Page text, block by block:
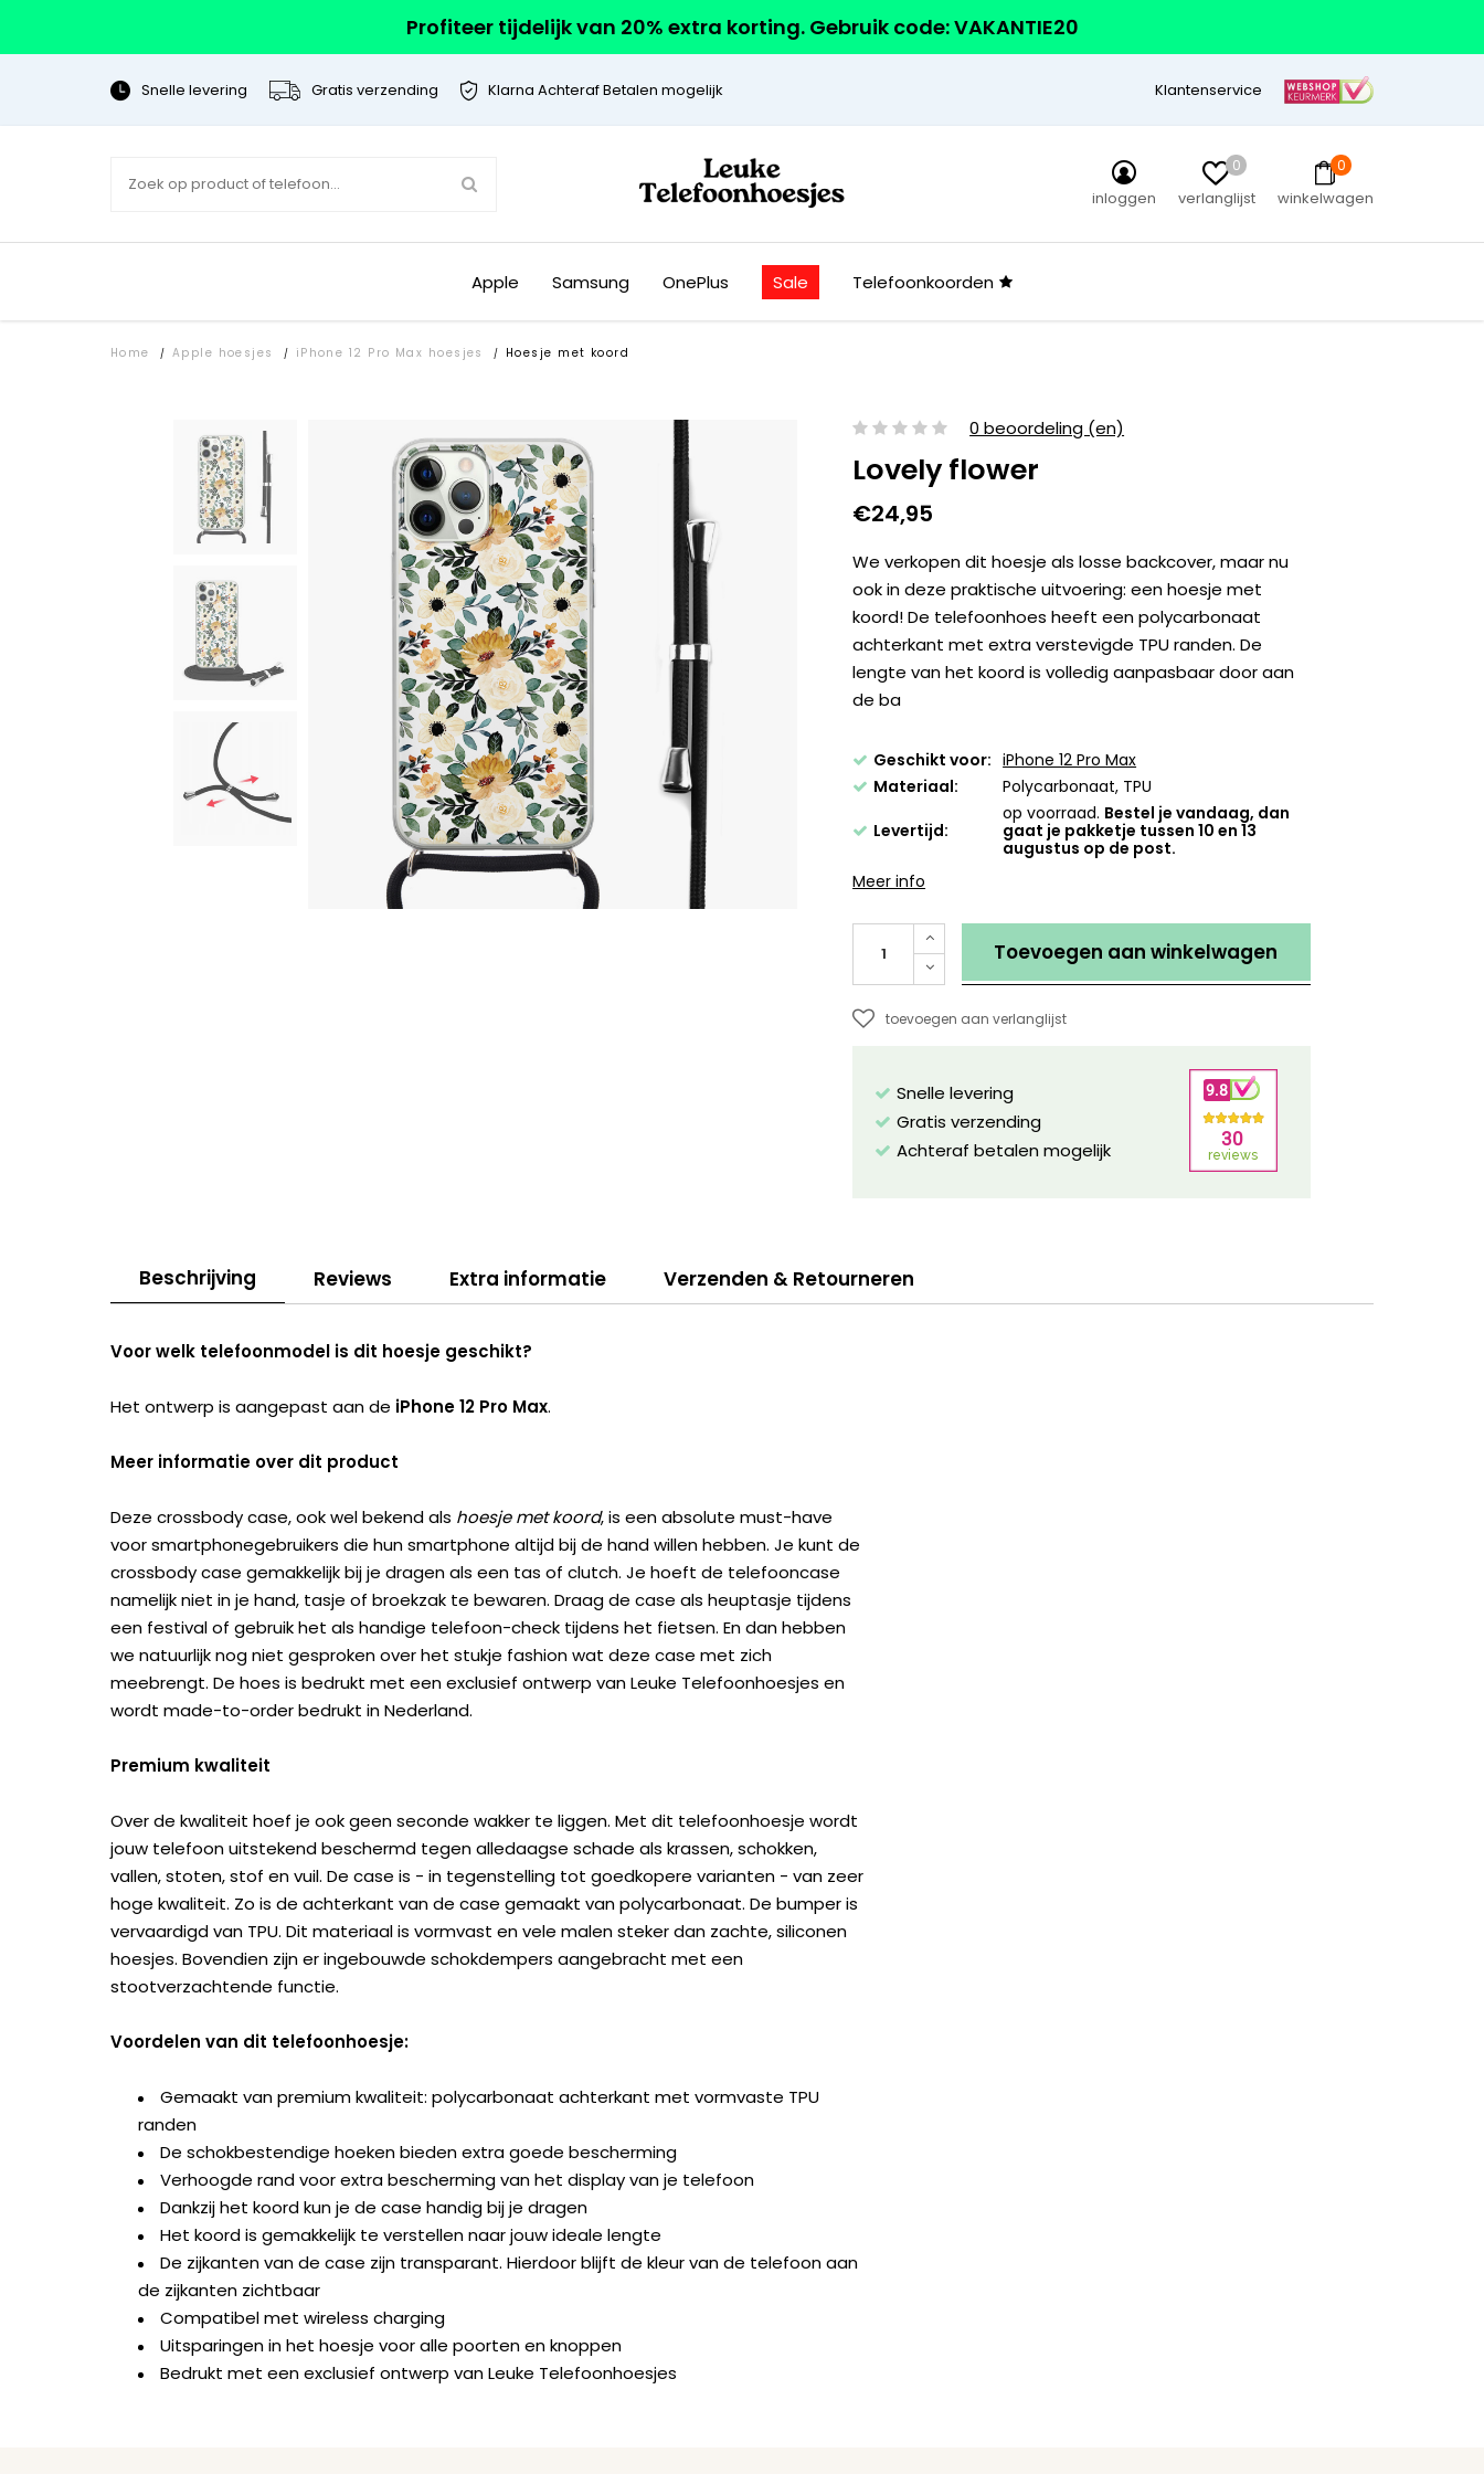
Profiteer tijdelijk van 20% extra korting. Gebruik code: VAKANTIE20
Snelle levering Gratis verzending Klarna Achteraf Betalen mogelijk Klantenservice
inloggen
0
verlanglijst
0
winkelwagen
Apple Samsung OnePlus Sale Telefoonkoorden
Home / Apple hoesjes / iPhone 12 Pro Max hoesjes / Hoesje met koord
0 beoordeling (en)
Lovely flower
€24,95
We verkopen dit hoesje als losse backcover, maar nu
ook in deze praktische uitvoering: een hoesje met
koord! De telefoonhoes heeft een polycarbonaat
achterkant met extra verstevigde TPU randen. De
lengte van het koord is volledig aanpasbaar door aan
de ba
Geschikt voor: iPhone 12 Pro Max
Materiaal:
Polycarbonaat, TPU
Levertijd:
op voorraad. Bestel je vandaag, dan
gaat je pakketje tussen 10 en 13
augustus op de post.
Meer info
Toevoegen aan winkelwagen
toevoegen aan verlanglijst
Snelle levering
Gratis verzending
Achteraf betalen mogelijk
Beschrijving Reviews Extra informatie Verzenden & Retourneren
Voor welk telefoonmodel is dit hoesje geschikt?
Het ontwerp is aangepast aan de iPhone 12 Pro Max.
Meer informatie over dit product
Deze crossbody case, ook wel bekend als hoesje met koord, is een absolute must-have
voor smartphonegebruikers die hun smartphone altijd bij de hand willen hebben. Je kunt de
crossbody case gemakkelijk bij je dragen als een tas of clutch. Je hoeft de telefooncase
namelijk niet in je hand, tasje of broekzak te bewaren. Draag de case als heuptasje tijdens
een festival of gebruik het als handige telefoon-check tijdens het fietsen. En dan hebben
we natuurlijk nog niet gesproken over het stukje fashion wat deze case met zich
meebrengt. De hoes is bedrukt met een exclusief ontwerp van Leuke Telefoonhoesjes en
wordt made-to-order bedrukt in Nederland.
Premium kwaliteit
Over de kwaliteit hoef je ook geen seconde wakker te liggen. Met dit telefoonhoesje wordt
jouw telefoon uitstekend beschermd tegen alledaagse schade als krassen, schokken,
vallen, stoten, stof en vuil. De case is - in tegenstelling tot goedkopere varianten - van zeer
hoge kwaliteit. Zo is de achterkant van de case gemaakt van polycarbonaat. De bumper is
vervaardigd van TPU. Dit materiaal is vormvast en vele malen steker dan zachte, siliconen
hoesjes. Bovendien zijn er ingebouwde schokdempers aangebracht met een
stootverzachtende functie.
Voordelen van dit telefoonhoesje:
Gemaakt van premium kwaliteit: polycarbonaat achterkant met vormvaste TPU
randen
De schokbestendige hoeken bieden extra goede bescherming
Verhoogde rand voor extra bescherming van het display van je telefoon
Dankzij het koord kun je de case handig bij je dragen
Het koord is gemakkelijk te verstellen naar jouw ideale lengte
De zijkanten van de case zijn transparant. Hierdoor blijft de kleur van de telefoon aan
de zijkanten zichtbaar
Compatibel met wireless charging
Uitsparingen in het hoesje voor alle poorten en knoppen
Bedrukt met een exclusief ontwerp van Leuke Telefoonhoesjes